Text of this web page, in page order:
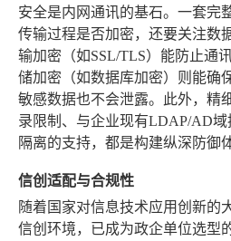
安全是内网通讯的基石。一套完
传输过程是否加密，还要关注数
输加密 （如SSL/TLS）能防止通
储加密 （如数据库加密）则能确
敏感数据也不会泄露。此外，精
录限制、与企业现有LDAP/AD
隔离的支持，都是构建纵深防御
信创适配与合规性
随着国家对信息技术应用创新的
信创环境，已成为政企单位选型